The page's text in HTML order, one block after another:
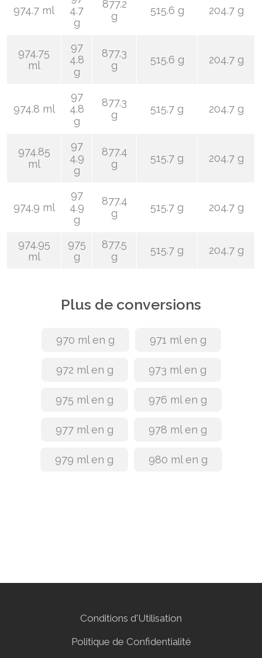
974.7 ml
4.7
g
877.2
g
515.6 g 204.7 g
974.75
ml
97
4.8
g
877.3
g
515.6 g 204.7 g
974.8 ml
97
4.8
g
877.3
g
515.7 g 204.7 g
974.85
ml
97
4.9
g
877.4
g
515.7 g 204.7 g
974.9 ml
97
4.9
g
877.4
g
515.7 g 204.7 g
974.95
ml
975
g
877.5
g
515.7 g 204.7 g
Plus de conversions
970 ml en g 971 ml en g
972 ml en g 973 ml en g
975 ml en g 976 ml en g
977 ml en g 978 ml en g
979 ml en g 980 ml en g
Conditions d'Utilisation
Politique de Confidentialité